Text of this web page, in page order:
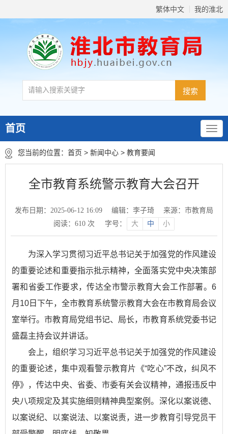
繁体中文 我的淮北
首页
您当前的位置： 首页 > 新闻中心 > 教育要闻
全市教育系统警示教育大会召开
发布日期：2025-06-12 16:09 编辑：李子琦
来源：市教育局
阅读： 610 次 字号： 大 中 小
为深入学习贯彻习近平总书记关于加强党的作风建设
的重要论述和重要指示批示精神，全面落实党中央决策部
署和省委工作要求，传达全市警示教育大会工作部署。6
月10日下午，全市教育系统警示教育大会在市教育局会议
室举行。市教育局党组书记、局长，市教育系统党委书记
盛磊主持会议并讲话。
会上，组织学习习近平总书记关于加强党的作风建设
的重要论述，集中观看警示教育片《“吃心”不改，纠风不
停》，传达中央、省委、市委有关会议精神，通报违反中
央八项规定及其实施细则精神典型案例。深化以案说德、
以案说纪、以案说法、以案说责，进一步教育引导党员干